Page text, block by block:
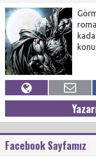
Facebook Sayfamız